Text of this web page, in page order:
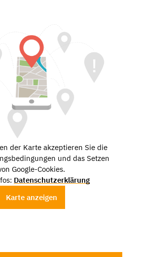
der Karte akzeptieren Sie die
und das Setzen
Google-Cookies.
Datenschutzerklärung
Karte anzeigen